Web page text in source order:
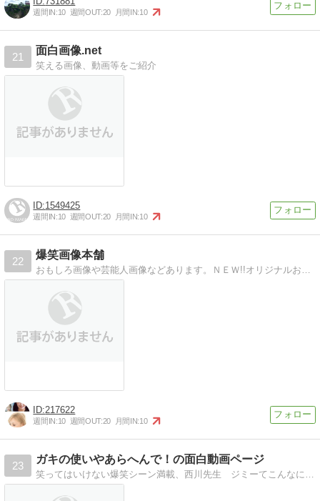
週間IN:10 週間OUT:20 月間IN:10
21
面白画像.net
笑える画像、動画等をご紹介
1549425
週間IN:10 週間OUT:20 月間IN:10
22
爆笑画像本舗
おもしろ画像や芸能人画像などあります。ＮＥＷ!!オリジナルおもしろ画像もそろえました。
217622
週間IN:10 週間OUT:20 月間IN:10
23
ガキの使いやあらへんで！の面白動画ページ
笑ってはいけない爆笑シーン満載、西川先生 ジミーてこんなに面白かったんですかね。